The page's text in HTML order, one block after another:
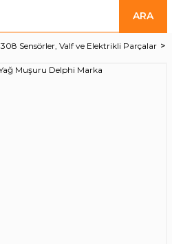
ARA
308 Sensörler, Valf ve Elektrikli Parçalar